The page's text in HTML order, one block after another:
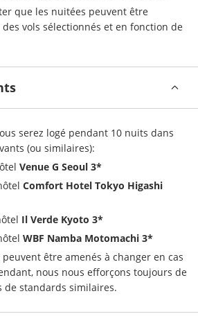
que les nuitées peuvent être
vols sélectionnés et en fonction de
serez logé pendant 10 nuits dans
(ou similaires):
Venue G Seoul 3*
Comfort Hotel Tokyo Higashi
Il Verde Kyoto 3*
WBF Namba Motomachi 3*
peuvent être amenés à changer en cas
nous nous efforçons toujours de
de standards similaires.